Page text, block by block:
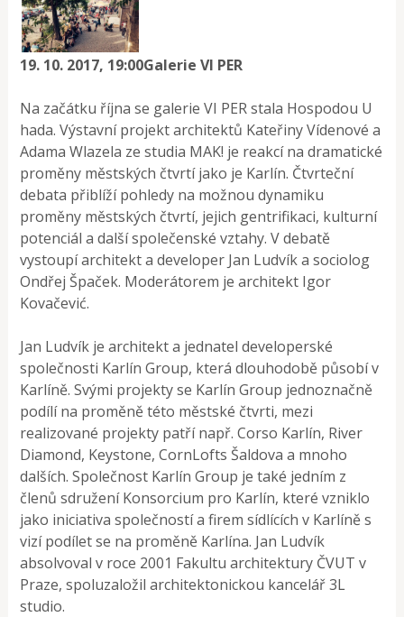
19. 10. 2017, 19:00Galerie VI PER
Na začátku října se galerie VI PER stala Hospodou U
hada. Výstavní projekt architektů Kateřiny Vídenové a
Adama Wlazela ze studia MAK! je reakcí na dramatické
proměny městských čtvrtí jako je Karlín. Čtvrteční
debata přiblíží pohledy na možnou dynamiku
proměny městských čtvrtí, jejich gentrifikaci, kulturní
potenciál a další společenské vztahy. V debatě
vystoupí architekt a developer Jan Ludvík a sociolog
Ondřej Špaček. Moderátorem je architekt Igor
Kovačević.
Jan Ludvík je architekt a jednatel developerské
společnosti Karlín Group, která dlouhodobě působí v
Karlíně. Svými projekty se Karlín Group jednoznačně
podílí na proměně této městské čtvrti, mezi
realizované projekty patří např. Corso Karlín, River
Diamond, Keystone, CornLofts Šaldova a mnoho
dalších. Společnost Karlín Group je také jedním z
členů sdružení Konsorcium pro Karlín, které vzniklo
jako iniciativa společností a firem sídlících v Karlíně s
vizí podílet se na proměně Karlína. Jan Ludvík
absolvoval v roce 2001 Fakultu architektury ČVUT v
Praze, spoluzaložil architektonickou kancelář 3L
studio.